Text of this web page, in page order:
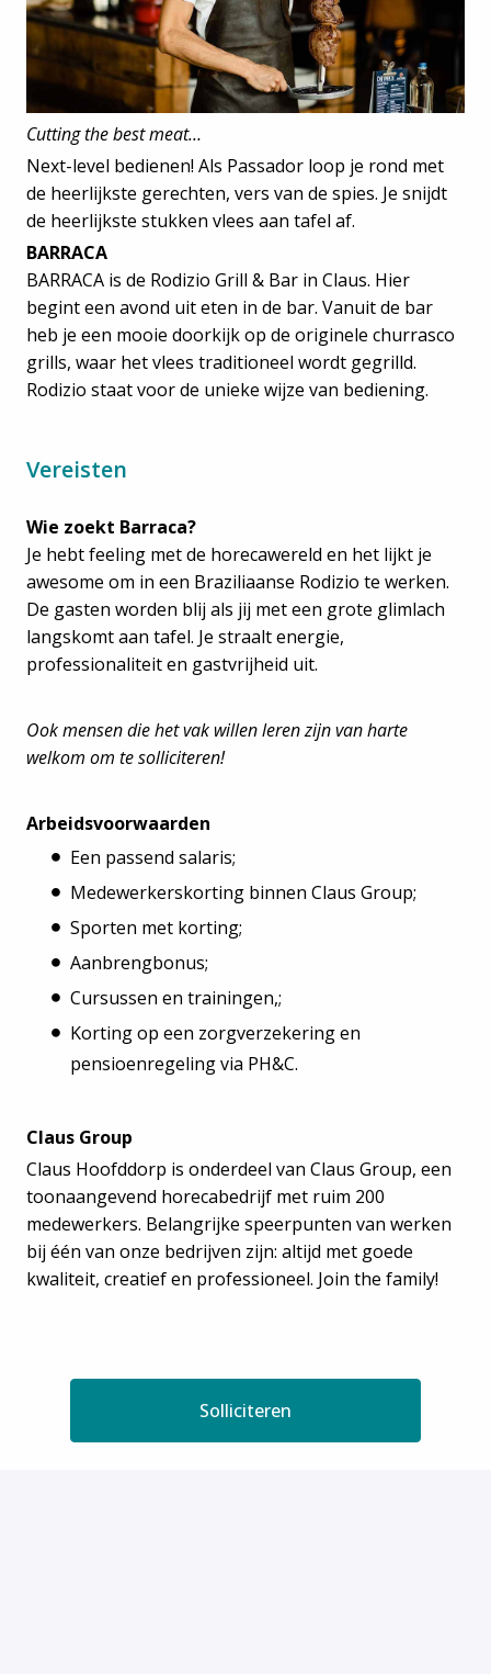
Cutting the best meat…
Next-level bedienen! Als Passador loop je rond met
de heerlijkste gerechten, vers van de spies. Je snijdt
de heerlijkste stukken vlees aan tafel af.
BARRACA
BARRACA is de Rodizio Grill & Bar in Claus. Hier
begint een avond uit eten in de bar. Vanuit de bar
heb je een mooie doorkijk op de originele churrasco
grills, waar het vlees traditioneel wordt gegrilld.
Rodizio staat voor de unieke wijze van bediening.
Vereisten
Wie zoekt Barraca?
Je hebt feeling met de horecawereld en het lijkt je
awesome om in een Braziliaanse Rodizio te werken.
De gasten worden blij als jij met een grote glimlach
langskomt aan tafel. Je straalt energie,
professionaliteit en gastvrijheid uit.
Ook mensen die het vak willen leren zijn van harte
welkom om te solliciteren!
Arbeidsvoorwaarden
Een passend salaris;
Medewerkerskorting binnen Claus Group;
Sporten met korting;
Aanbrengbonus;
Cursussen en trainingen,;
Korting op een zorgverzekering en
pensioenregeling via PH&C.
Claus Group
Claus Hoofddorp is onderdeel van Claus Group, een
toonaangevend horecabedrijf met ruim 200
medewerkers. Belangrijke speerpunten van werken
bij één van onze bedrijven zijn: altijd met goede
kwaliteit, creatief en professioneel. Join the family!
Solliciteren